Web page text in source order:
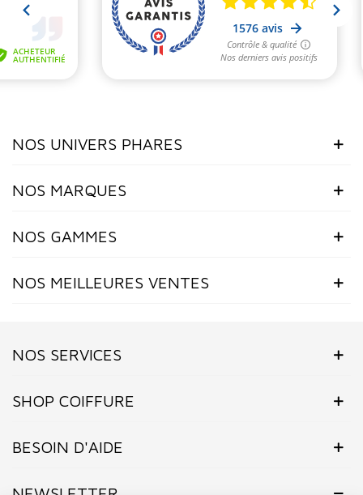
NOS UNIVERS PHARES
NOS MARQUES
NOS GAMMES
NOS MEILLEURES VENTES
NOS SERVICES
SHOP COIFFURE
BESOIN D'AIDE